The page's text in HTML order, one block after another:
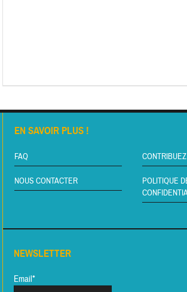
EN SAVOIR PLUS !
FAQ CONTRIBUEZ
NOUS CONTACTER
POLITIQUE
NEWSLETTER
Email*